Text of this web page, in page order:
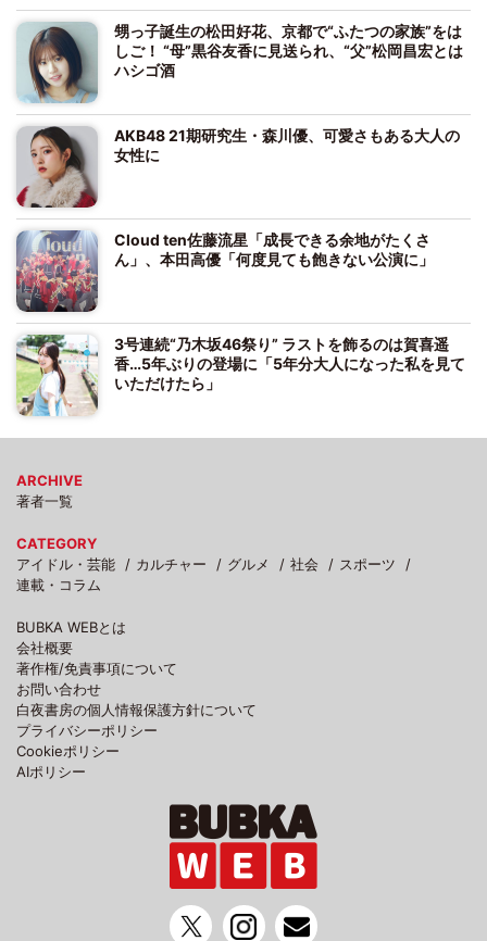
甥っ子誕生の松田好花、京都で“ふたつの家族”をは
しご！ “母”黒谷友香に見送られ、“父”松岡昌宏とは
ハシゴ酒
AKB48 21期研究生・森川優、可愛さもある大人の
女性に
Cloud ten佐藤流星「成長できる余地がたくさ
ん」、本田高優「何度見ても飽きない公演に」
3号連続“乃木坂46祭り” ラストを飾るのは賀喜遥
香…5年ぶりの登場に「5年分大人になった私を見て
いただけたら」
ARCHIVE
著者一覧
CATEGORY
アイドル・芸能
カルチャー グルメ 社会
スポーツ
連載・コラム
BUBKA WEBとは
会社概要
著作権/免責事項について
お問い合わせ
白夜書房の個人情報保護方針について
プライバシーポリシー
Cookieポリシー
AIポリシー